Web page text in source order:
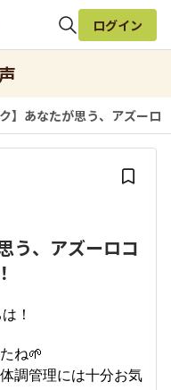
検索
ログイン
ク】あなたが思う、アズーロ
う、アズーロコ
！
ね🌱
調管理には十分お気